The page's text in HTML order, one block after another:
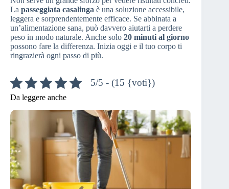
La passeggiata casalinga è una soluzione accessibile,
leggera e sorprendentemente efficace. Se abbinata a
un’alimentazione sana, può davvero aiutarti a perdere
peso in modo naturale. Anche solo 20 minuti al giorno
possono fare la differenza. Inizia oggi e il tuo corpo ti
ringrazierà ogni passo di più.
5/5 - (15 {voti})
Da leggere anche